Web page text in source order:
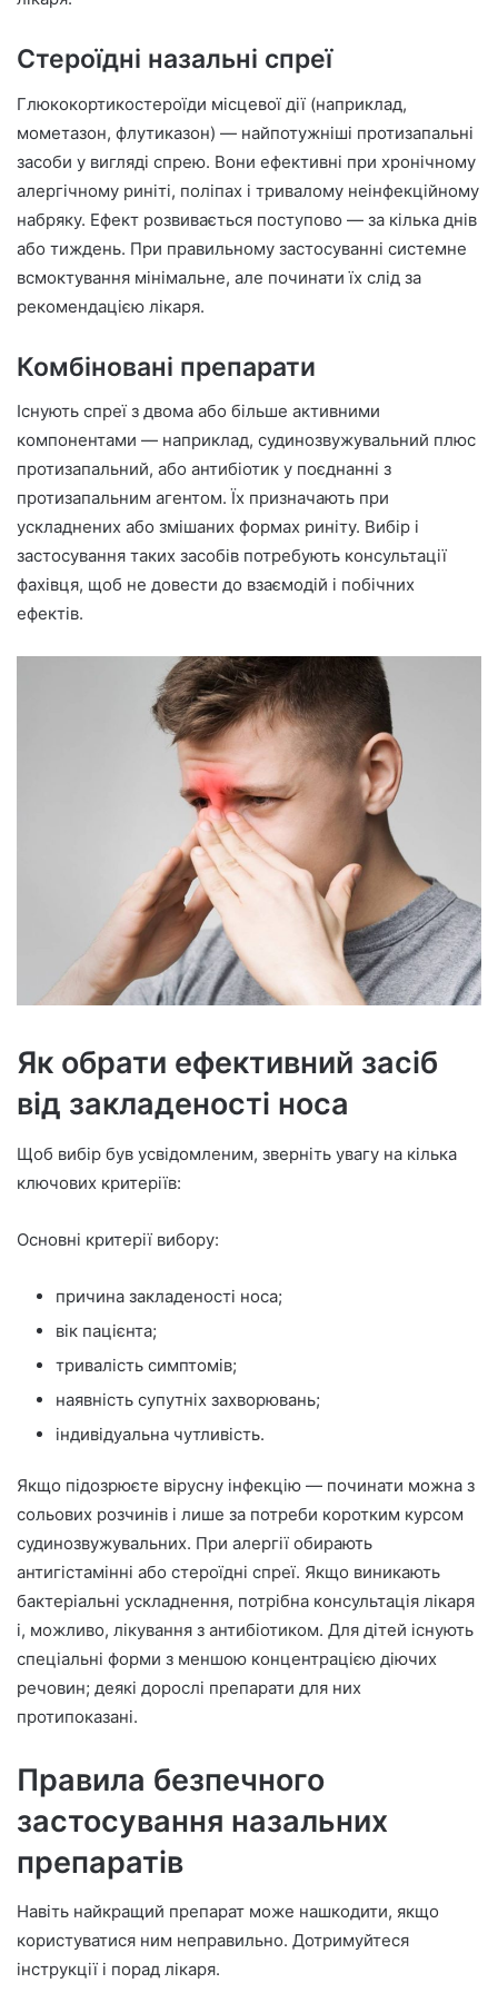
Стероїдні назальні спреї
Глюкокортикостероїди місцевої дії (наприклад,
мометазон, флутиказон) — найпотужніші протизапальні
засоби у вигляді спрею. Вони ефективні при хронічному
алергічному риніті, поліпах і тривалому неінфекційному
набряку. Ефект розвивається поступово — за кілька днів
або тиждень. При правильному застосуванні системне
всмоктування мінімальне, але починати їх слід за
рекомендацією лікаря.
Комбіновані препарати
Існують спреї з двома або більше активними
компонентами — наприклад, судинозвужувальний плюс
протизапальний, або антибіотик у поєднанні з
протизапальним агентом. Їх призначають при
ускладнених або змішаних формах риніту. Вибір і
застосування таких засобів потребують консультації
фахівця, щоб не довести до взаємодій і побічних
ефектів.
Як обрати ефективний засіб
від закладеності носа
Щоб вибір був усвідомленим, зверніть увагу на кілька
ключових критеріїв:
Основні критерії вибору:
причина закладеності носа;
вік пацієнта;
тривалість симптомів;
наявність супутніх захворювань;
індивідуальна чутливість.
Якщо підозрюєте вірусну інфекцію — починати можна з
сольових розчинів і лише за потреби коротким курсом
судинозвужувальних. При алергії обирають
антигістамінні або стероїдні спреї. Якщо виникають
бактеріальні ускладнення, потрібна консультація лікаря
і, можливо, лікування з антибіотиком. Для дітей існують
спеціальні форми з меншою концентрацією діючих
речовин; деякі дорослі препарати для них
протипоказані.
Правила безпечного
застосування назальних
препаратів
Навіть найкращий препарат може нашкодити, якщо
користуватися ним неправильно. Дотримуйтеся
інструкції і порад лікаря.